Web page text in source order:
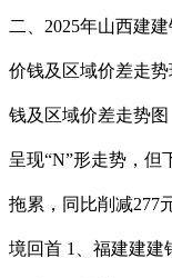
二、2025年山西建
价钱及区域价差走势
钱及区域价差走势
呈现“N”形走势，但
拖累，同比削减277
境回首 1、福建建建